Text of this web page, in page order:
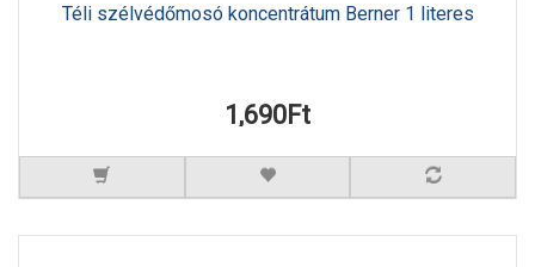
Téli szélvédőmosó koncentrátum Berner 1 literes
1,690Ft